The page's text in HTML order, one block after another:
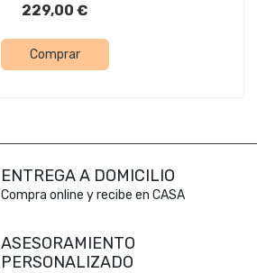
229,00 €
Comprar
ENTREGA A DOMICILIO
Compra online y recibe en CASA
ASESORAMIENTO
PERSONALIZADO